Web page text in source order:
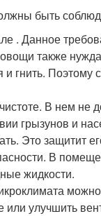
быть
. Данное
также
и гнить.
В нем не
грызунов и
Это защитит
В
жидкости.
или улучшить